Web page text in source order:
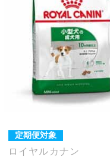
定期便対象
ロイヤルカナン